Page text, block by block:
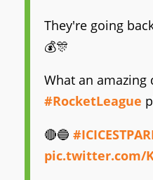
They're going
💰🎊
What an amazing
#RocketLeague
🔴🔵
pic.twitter.com/